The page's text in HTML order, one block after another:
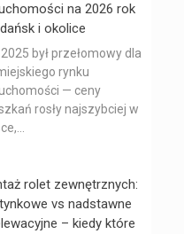
na 2026 rok
i okolice
2025 był przełomowy dla
rynku
— ceny
rosły najszybciej w
rolet zewnętrznych:
vs nadstawne
– kiedy które